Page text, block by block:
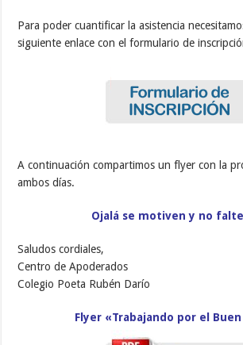
Para poder cuantificar la asistencia
siguiente enlace con el formulario de
A continuación compartimos un flyer con la
ambos días.
Ojalá se motiven y no
Saludos cordiales,
Centro de Apoderados
Colegio Poeta Rubén Darío
Flyer «Trabajando por el